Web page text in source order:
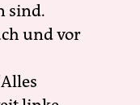
sind.
und vor